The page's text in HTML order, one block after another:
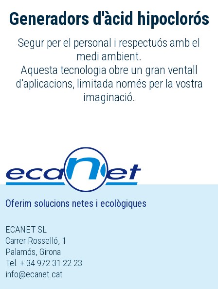
Generadors d'àcid hipoclorós
Segur per el personal i respectuós amb el
medi ambient.
Aquesta tecnologia obre un gran ventall
d'aplicacions, limitada només per la vostra
imaginació.
Oferim solucions netes i ecològiques
ECANET SL
Carrer Rosselló, 1
Palamós, Girona
Tel. + 34 972 31 22 23
info@ecanet.cat